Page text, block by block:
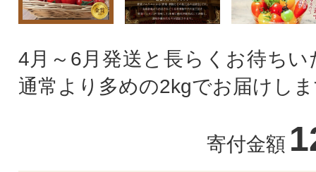
4月～6月発送と長らくお待ち
通常より多めの2kgでお届けし
寄付金額